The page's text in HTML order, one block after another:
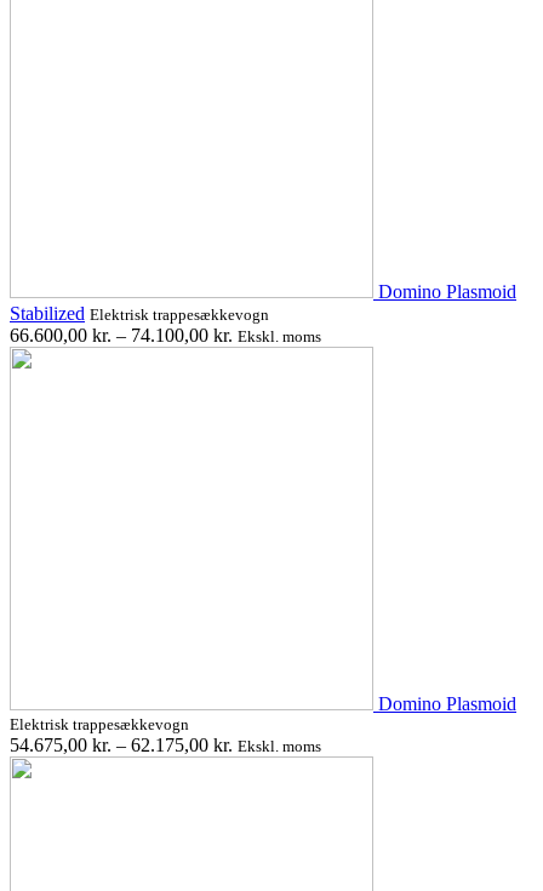
Domino Plasmoid
Stabilized Elektrisk trappesækkevogn
66.600,00 kr. – 74.100,00 kr. Ekskl. moms
Domino Plasmoid
Elektrisk trappesækkevogn
54.675,00 kr. – 62.175,00 kr. Ekskl. moms